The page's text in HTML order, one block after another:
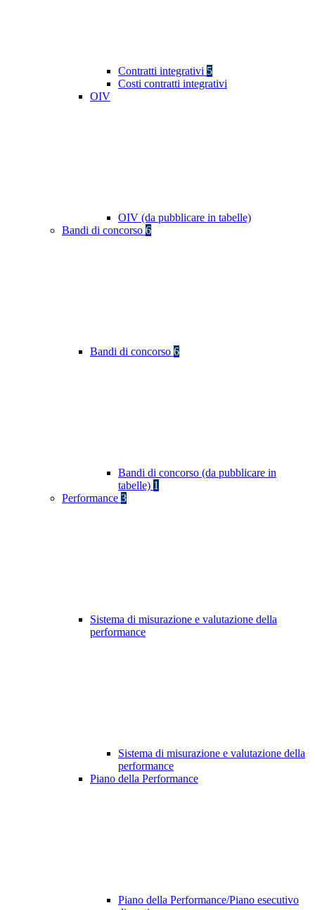
Contratti integrativi 5
Costi contratti integrativi
OIV
OIV (da pubblicare in tabelle)
Bandi di concorso 6
Bandi di concorso 6
Bandi di concorso (da pubblicare in
tabelle) 1
Performance 3
Sistema di misurazione e valutazione della
performance
Sistema di misurazione e valutazione della
performance
Piano della Performance
Piano della Performance/Piano esecutivo